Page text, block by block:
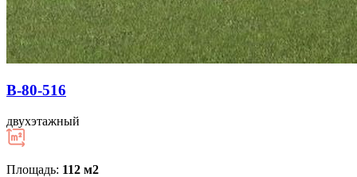
В-80-516
двухэтажный
Площадь: 112 м2